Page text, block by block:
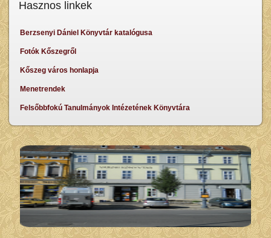
Hasznos linkek
Berzsenyi Dániel Könyvtár katalógusa
Fotók Kőszegről
Kőszeg város honlapja
Menetrendek
Felsőbbfokú Tanulmányok Intézetének Könyvtára